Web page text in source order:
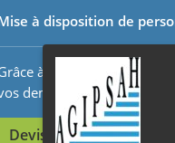
à disposition de
à votre espace client
demandes en temps réel.
Devis en ligne